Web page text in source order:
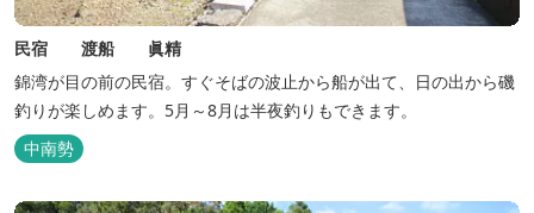
民宿 渡船 眞精
錦湾が目の前の民宿。すぐそばの波止から船が出て、日の出から磯
釣りが楽しめます。5月～8月は半夜釣りもできます。
中南勢